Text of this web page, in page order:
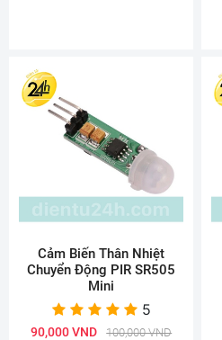
Cảm Biến Thân Nhiệt
Chuyển Động PIR SR505
Mini
5
90,000 VND 100,000 VND